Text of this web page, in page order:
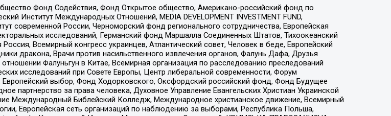
Фонд Содействия, Фонд Открытое общество, Американо-российский фонд по
Институт Международных Отношений, MEDIA DEVELOPMENT INVESTMENT FUND,
современной России, Черноморский фонд регионального сотрудничества, Европейская
исследований, Германский фонд Маршалла Соединенных Штатов, Тихоокеанский
Всемирный конгресс украинцев, Атлантический совет, Человек в беде, Европейский
дракона, Врачи против насильственного извлечения органов, Фалунь Дафа, Друзья
Фалуньгун в Китае, Всемирная организация по расследованию преследований
исследований при Совете Европы, Центр либеральной современности, Форум
выбор, Фонд Ходорковского, Оксфордский российский фонд, Фонд Будущее
за права человека, Духовное Управление Евангельских Христиан Украинской
Международный Библейский Колледж, Международное христианское движение, Всемирный
Европейская сеть организаций по наблюдению за выборами, Республика Польша,